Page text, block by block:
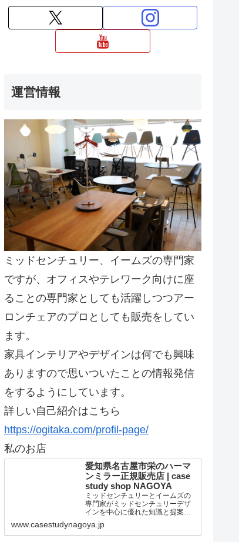
運営情報
ミッドセンチュリー、イームズの専門家
ですが、オフィスやテレワーク向けに座
ることの専門家としても活躍しつつアー
ロンチェアのプロとしても販売をしてい
ます。
家具インテリアやデザインは何でも興味
ありますので思いついたことの情報発信
をするようにしています。
詳しい自己紹介はこちら
https://ogitaka.com/profil-page/
私のお店
愛知県名古屋市栄のハーマ
ンミラー正規販売店 | case
study shop NAGOYA
ミッドセンチュリーとイームズの
専門家がミッドセンチュリーデザ
インを中心に優れた知識と提案を
しています。個人法人問わずアー
ロンチェア リマスタードのご購入
は当店が最高です。愛知県名古屋
www.casestudynagoya.jp